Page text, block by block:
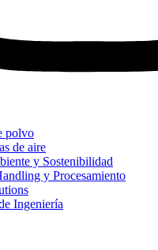
polvo
de aire
y Sostenibilidad
y Procesamiento
Ingeniería